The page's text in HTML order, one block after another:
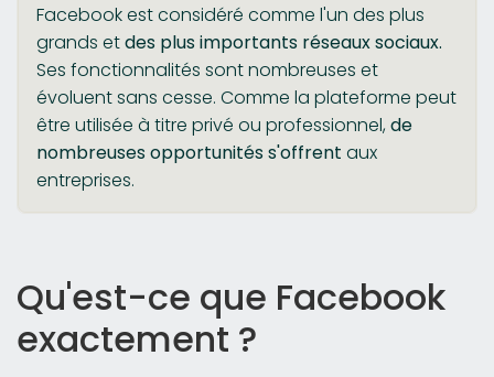
Facebook est considéré comme l'un des plus
grands etdes plus importants réseaux sociaux.
Ses fonctionnalités sont nombreuses et
évoluent sans cesse. Comme la plateforme peut
être utilisée à titre privé ou professionnel,de
nombreuses opportunités s'offrent aux
entreprises.
Qu'est-ce que Facebook
exactement ?